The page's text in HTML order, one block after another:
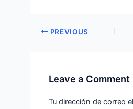
PREVIOUS
Leave a Comment
Tu dirección de correo